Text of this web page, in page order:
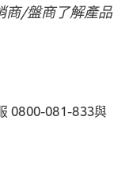
商/盤商了解產品
0800-081-833與